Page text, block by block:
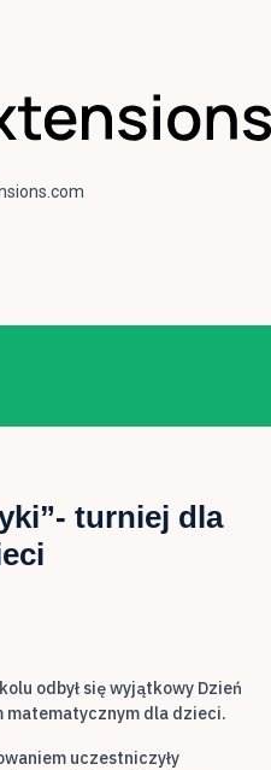
turniej dla
odbył się wyjątkowy Dzień
matematycznym dla dzieci.
uczestniczyły